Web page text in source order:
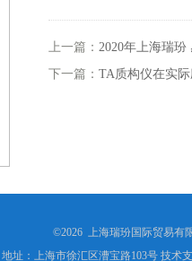
上一篇： 2020年上海瑞
下一篇： TA质构仪在实
©2026 上海瑞玢国际贸易有
地址：上海市徐汇区漕宝路103号 技术